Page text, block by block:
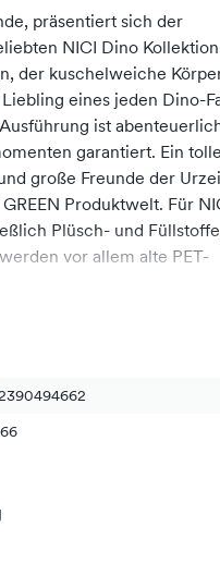
präsentiert sich der
NICI Dino
der kuschelweiche
eines jeden Dino-
ist
garantiert. Ein
große Freunde der
Produktwelt. Für
Plüsch- und
vor allem alte PET-